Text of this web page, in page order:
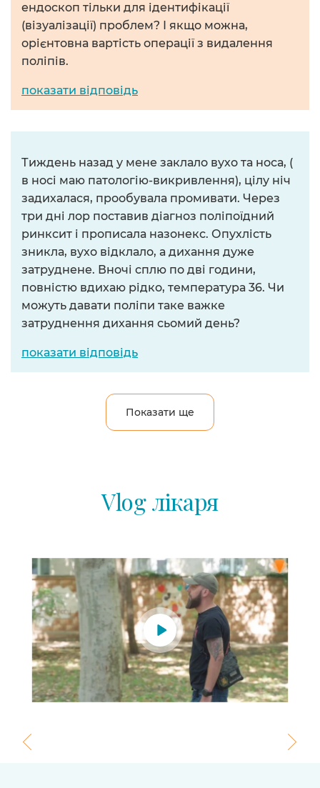
ендоскоп тільки для ідентифікації
(візуалізації) проблем? І якщо можна,
орієнтовна вартість операції з видалення
поліпів.
показати відповідь
Тиждень назад у мене заклало вухо та носа, (
в носі маю патологію-викривлення), цілу ніч
задихалася, прообувала промивати. Через
три дні лор поставив діагноз поліпоїдний
ринксит і прописала назонекс. Опухлість
зникла, вухо відклало, а дихання дуже
затруднене. Вночі сплю по дві години,
повністю вдихаю рідко, температура 36. Чи
можуть давати поліпи таке важке
затруднення дихання сьомий день?
показати відповідь
Показати ще
Vlog лікаря